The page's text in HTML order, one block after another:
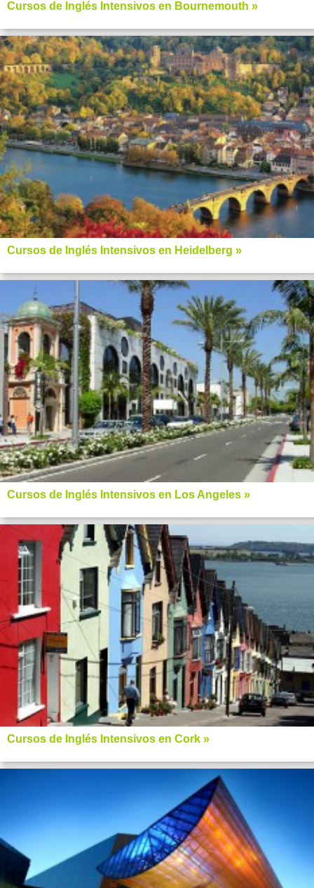
Cursos de Inglés Intensivos en Bournemouth »
Cursos de Inglés Intensivos en Heidelberg »
Cursos de Inglés Intensivos en Los Angeles »
Cursos de Inglés Intensivos en Cork »